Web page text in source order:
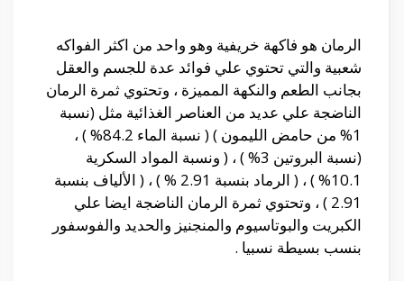
الرمان هو فاكهة خريفية وهو واحد من اكثر الفواكه
شعبية والتي تحتوي علي فوائد عدة للجسم والعقل
بجانب الطعم والنكهة المميزة ، وتحتوي ثمرة الرمان
الناضجة علي عديد من العناصر الغذائية مثل (نسبة
1% من حامض الليمون ) ( نسبة الماء 84.2% ) ،
(نسبة البروتين 3% ) ، ( ونسبة المواد السكرية
10.1% ) ، ( الرماد بنسبة 2.91 % ) ، ( الألياف بنسبة
2.91 ) ، وتحتوي ثمرة الرمان الناضجة ايضا علي
الكبريت والبوتاسيوم والمنجنيز والحديد والفوسفور
بنسب بسيطة نسبيا .